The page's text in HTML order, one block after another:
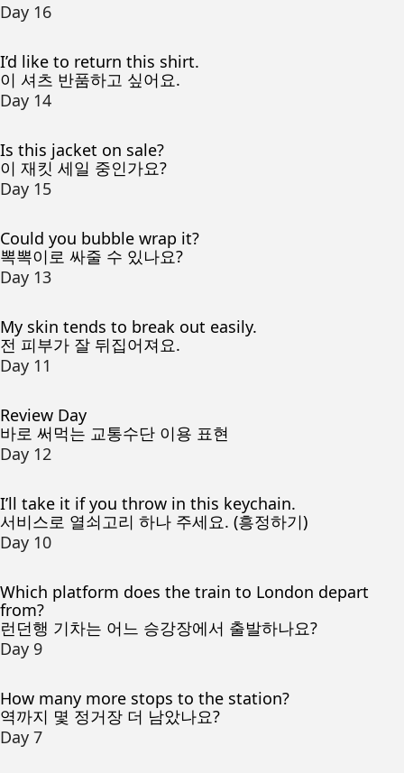
Day 16
I’d like to return this shirt.
이 셔츠 반품하고 싶어요.
Day 14
Is this jacket on sale?
이 재킷 세일 중인가요?
Day 15
Could you bubble wrap it?
뽁뽁이로 싸줄 수 있나요?
Day 13
My skin tends to break out easily.
전 피부가 잘 뒤집어져요.
Day 11
Review Day
바로 써먹는 교통수단 이용 표현
Day 12
I’ll take it if you throw in this keychain.
서비스로 열쇠고리 하나 주세요. (흥정하기)
Day 10
Which platform does the train to London depart
from?
런던행 기차는 어느 승강장에서 출발하나요?
Day 9
How many more stops to the station?
역까지 몇 정거장 더 남았나요?
Day 7